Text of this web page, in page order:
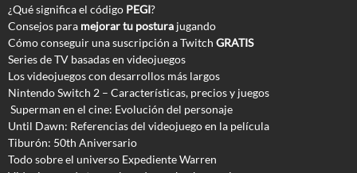
¿Qué significa el código PEGI?
Consejos para mejorar tu postura jugando
Cómo conseguir una suscripción a Twitch GRATIS
Series de TV basadas en videojuegos
Los videojuegos con desarrollos más largos
Nintendo Switch 2 – Características, precios y juegos
Superman en el cine: Evolución del personaje
Until Dawn: Referencias del videojuego en la película
Tiburón: 50th Aniversario
Todo sobre el universo Expediente Warren